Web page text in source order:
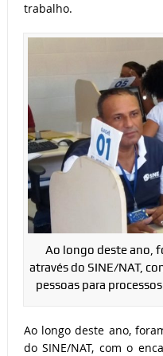
trabalho.
Ao longo deste ano,
através do SINE/NAT,
pessoas para
Ao longo deste ano,
do SINE/NAT, com o